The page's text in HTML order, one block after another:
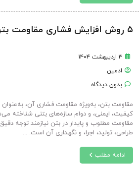
۵ روش افزایش فشاری مقاومت بتن- آلندر
۳ اردیبهشت ۱۴۰۴
ادمین
بدون دیدگاه
مقاومت بتن، به‌ویژه مقاومت فشاری آن، به‌عنوان
کیفیت، ایمنی، و دوام سازه‌های بتنی شناخته
مقاومت مطلوب و پایدار در بتن نیازمند توجه
طراحی، تولید، اجرا، و نگهداری آن است. ...
ادامه مطلب